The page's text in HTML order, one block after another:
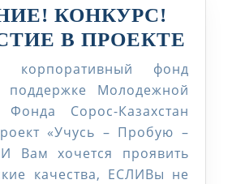
КОНКУРС!
В ПРОЕКТЕ
НА
В
корпоративный фонд
поддержке Молодежной
Сорос-Казахстан
«Учусь – Пробую –
Вам хочется проявить
качества, ЕСЛИВы не